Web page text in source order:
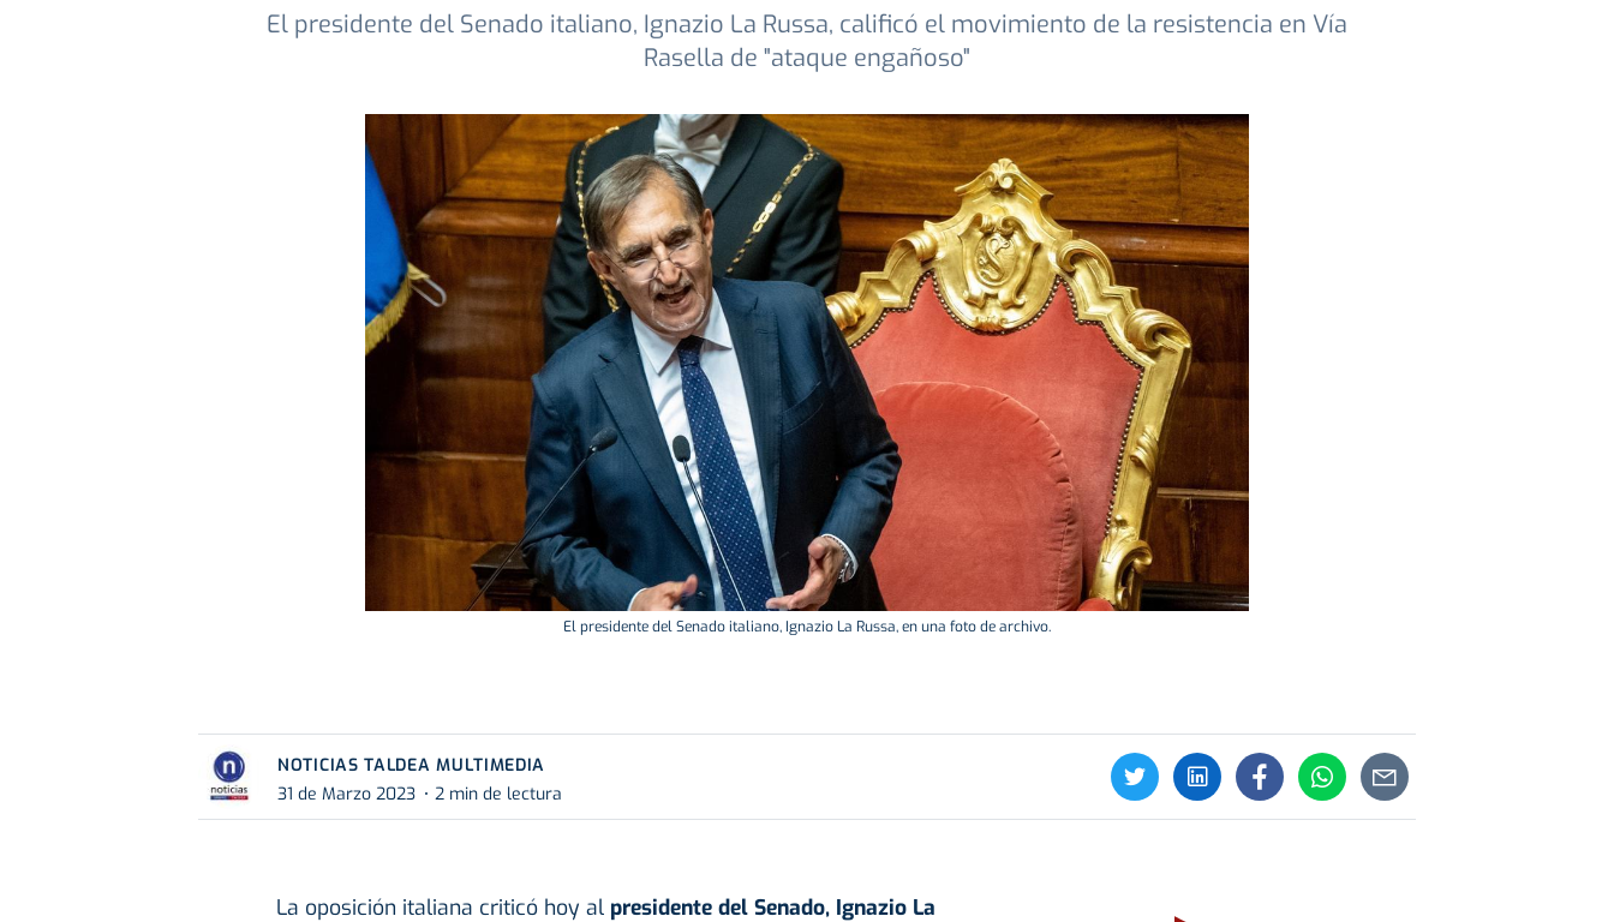
El presidente del Senado italiano, Ignazio La Russa, calificó el movimiento de la resistencia en Vía
Rasella de "ataque engañoso"
El presidente del Senado italiano, Ignazio La Russa, en una foto de archivo.
NOTICIAS TALDEA MULTIMEDIA
31 de Marzo 2023
2 min de lectura
La oposición italiana criticó hoy al presidente del Senado, Ignazio La